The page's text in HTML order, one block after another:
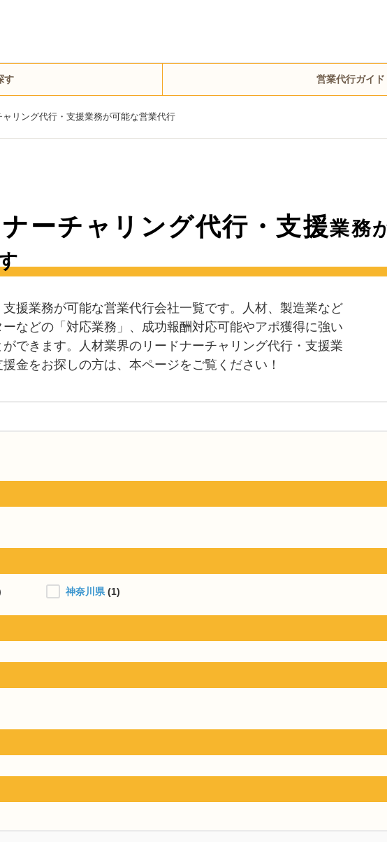
す 営業代行ガイド
リング代行・支援業務が可能な営業代行
ーチャリング代行・支援業務
援業務が可能な営業代行会社一覧です。人材、製造業など
などの「対応業務」、成功報酬対応可能やアポ獲得に強い
できます。人材業界のリードナーチャリング代行・支援業
金をお探しの方は、本ページをご覧ください！
神奈川県 (1)